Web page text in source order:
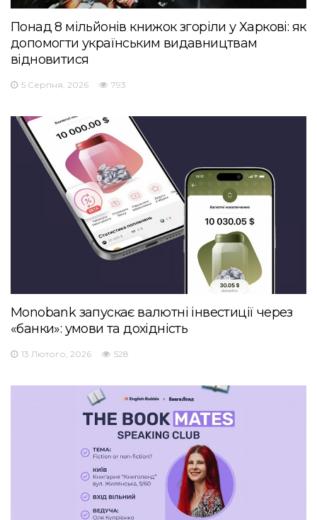
Понад 8 мільйонів книжок згоріли у Харкові: як
допомогти українським видавництвам
відновитися
5 Серпня, 2026 793
Monobank запускає валютні інвестиції через
«банки»: умови та дохідність
13 Лютого, 2026 528